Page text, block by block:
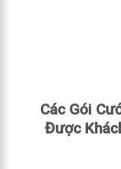
Các Gói
Được